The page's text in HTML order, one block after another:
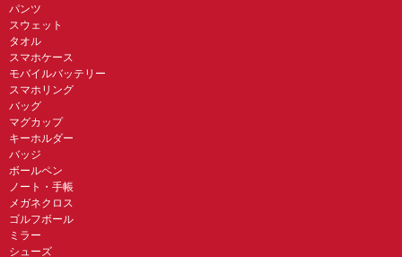
パンツ
スウェット
タオル
スマホケース
モバイルバッテリー
スマホリング
バッグ
マグカップ
キーホルダー
バッジ
ボールペン
ノート・手帳
メガネクロス
ゴルフボール
ミラー
シューズ